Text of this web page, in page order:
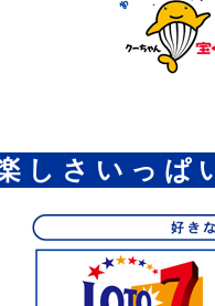
し さ い っ ぱ